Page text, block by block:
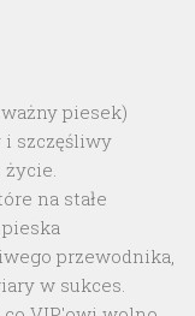
piesek)
i szczęśliwy
życie.
na stałe
przewodnika,
w sukces.